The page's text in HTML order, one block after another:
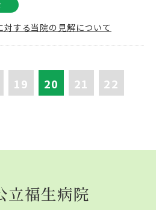
する当院の見解について
19 20 21 22